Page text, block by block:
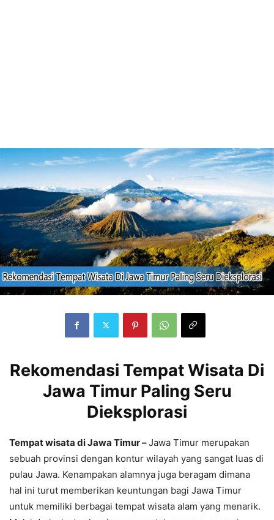
Rekomendasi Tempat Wisata Di
Jawa Timur Paling Seru
Dieksplorasi
Tempat wisata di Jawa Timur –Jawa Timur merupakan
sebuah provinsi dengan kontur wilayah yang sangat luas di
pulau Jawa. Kenampakan alamnya juga beragam dimana
hal ini turut memberikan keuntungan bagi Jawa Timur
untuk memiliki berbagai tempat wisata alam yang menarik.